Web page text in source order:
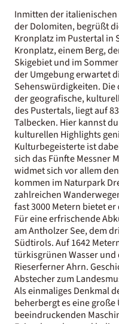
Inmitten der
der Dolomiten, begrüßt
Kronplatz im Pustertal in
Kronplatz, einem Berg,
Skigebiet und im
der Umgebung erwartet
Sehenswürdigkeiten.
der geografische,
des Pustertals, liegt auf
Talbecken. Hier kannst
kulturellen Highlights
Kulturbegeisterte ist
sich das Fünfte Messner
widmet sich vor allem
kommen im Naturpark
zahlreichen
fast 3000 Metern bietet
Für eine erfrischende
am Antholzer See, dem
Südtirols. Auf 1642
türkisgrünen Wasser
Rieserferner Ahrn.
Abstecher zum
Als einmaliges Denkmal
beherbergt es eine
beeindruckenden